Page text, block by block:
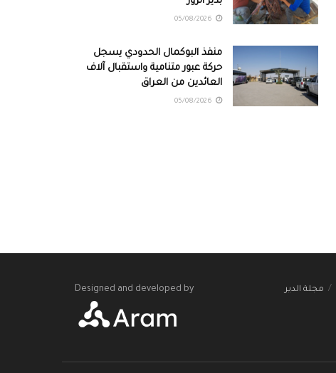
منفذ البوكمال الحدودي يسجل
حركة عبور متنامية واستقبال آلاف
العائدين من العراق
مجلة الدير Designed and developed by